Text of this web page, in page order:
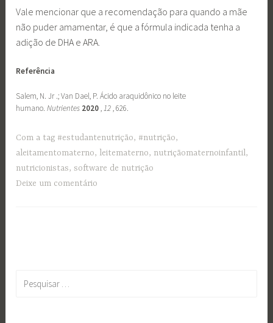
Vale mencionar que a recomendação para quando a mãe
não puder amamentar, é que a fórmula indicada tenha a
adição de DHA e ARA.
Referência
Salem, N. Jr .; Van Dael, P. Ácido araquidônico no leite
humano.Nutrientes 2020,12, 626.
Com a tag #estudantenutrição, #nutrição,
aleitamentomaterno, leitematerno, nutriçãomaternoinfantil,
nutricionistas,software de nutrição
Deixe um comentário